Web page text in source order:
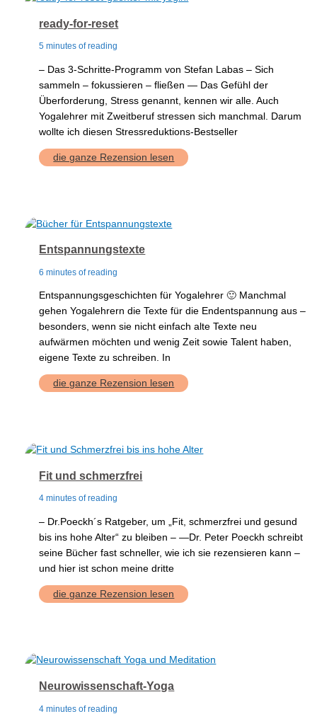
ready-for-reset
5 minutes of reading
– Das 3-Schritte-Programm von Stefan Labas – Sich
sammeln – fokussieren – fließen — Das Gefühl der
Überforderung, Stress genannt, kennen wir alle. Auch
Yogalehrer mit Zweitberuf stressen sich manchmal. Darum
wollte ich diesen Stressreduktions-Bestseller
ready-
for-
die ganze Rezension lesen
Entspannungstexte
6 minutes of reading
Entspannungsgeschichten für Yogalehrer 🙂 Manchmal
gehen Yogalehrern die Texte für die Endentspannung aus –
besonders, wenn sie nicht einfach alte Texte neu
aufwärmen möchten und wenig Zeit sowie Talent haben,
eigene Texte zu schreiben. In
Entspannungstexte
die ganze Rezension lesen
Fit und schmerzfrei
4 minutes of reading
– Dr.Poeckh´s Ratgeber, um „Fit, schmerzfrei und gesund
bis ins hohe Alter“ zu bleiben – —Dr. Peter Poeckh schreibt
seine Bücher fast schneller, wie ich sie rezensieren kann –
und hier ist schon meine dritte
Fit
und
die ganze Rezension lesen
Neurowissenschaft-Yoga
4 minutes of reading